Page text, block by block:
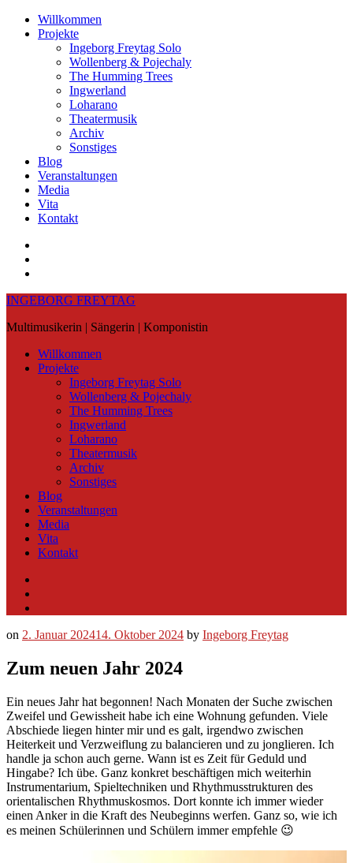
Skip
Willkommen
Projekte
Ingeborg Freytag Solo
Wollenberg & Pojechaly
The Humming Trees
Ingwerland
Loharano
Theatermusik
Archiv
Sonstiges
Blog
Veranstaltungen
Media
Vita
Kontakt
INGEBORG FREYTAG
Multimusikerin | Sängerin | Komponistin
Willkommen
Projekte
Ingeborg Freytag Solo
Wollenberg & Pojechaly
The Humming Trees
Ingwerland
Loharano
Theatermusik
Archiv
Sonstiges
Blog
Veranstaltungen
Media
Vita
Kontakt
on 2. Januar 202414. Oktober 2024 by Ingeborg Freytag
Zum neuen Jahr 2024
Ein neues Jahr hat begonnen! Nach Monaten der Suche zwischen
Zweifel und Gewissheit habe ich eine Wohnung gefunden. Viele
Abschiede liegen hinter mir und es galt, irgendwo zwischen
Heiterkeit und Verzweiflung zu balancieren und zu jonglieren. Ich
handle ja schon auch gerne. Wann ist es Zeit für Geduld und
Hingabe? Ich übe. Ganz konkret beschäftigen mich weiterhin
Instrumentarium, Spieltechniken und Rhythmusstrukturen des
orientalischen Rhythmuskosmos. Dort konnte ich immer wieder
einen Anker in die Kraft des Neubeginns werfen. Ganz so, wie ich
es meinen Schülerinnen und Schülern immer empfehle 😉